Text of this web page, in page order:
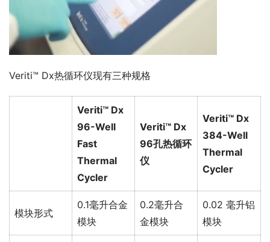
Veriti™ Dx热循环仪现有三种规格
Veriti™ Dx
96-Well
Fast
Thermal
Cycler
Veriti™ Dx
96孔热循环
仪
Veriti™ Dx
384-Well
Thermal
Cycler
模块形式
0.1毫升合金
模块
0.2毫升合
金模块
0.02 毫升铝
模块